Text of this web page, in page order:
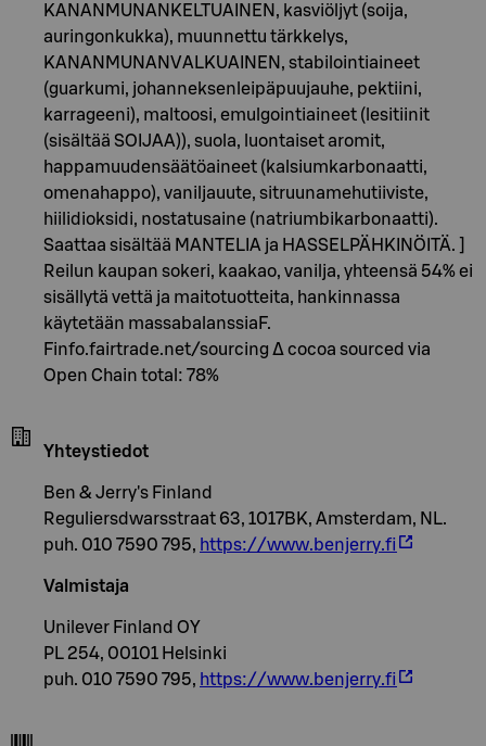
KANANMUNANKELTUAINEN, kasviöljyt (soija,
auringonkukka), muunnettu tärkkelys,
KANANMUNANVALKUAINEN, stabilointiaineet
(guarkumi, johanneksenleipäpuujauhe, pektiini,
karrageeni), maltoosi, emulgointiaineet (lesitiinit
(sisältää SOIJAA)), suola, luontaiset aromit,
happamuudensäätöaineet (kalsiumkarbonaatti,
omenahappo), vaniljauute, sitruunamehutiiviste,
hiilidioksidi, nostatusaine (natriumbikarbonaatti).
Saattaa sisältää MANTELIA ja HASSELPÄHKINÖITÄ. ]
Reilun kaupan sokeri, kaakao, vanilja, yhteensä 54% ei
sisällytä vettä ja maitotuotteita, hankinnassa
käytetään massabalanssiaF.
Finfo.fairtrade.net/sourcing Δ cocoa sourced via
Open Chain total: 78%
Yhteystiedot
Ben & Jerry's Finland
Reguliersdwarsstraat 63, 1017BK, Amsterdam, NL.
puh. 010 7590 795, https://www.benjerry.fi
Valmistaja
Unilever Finland OY
PL 254, 00101 Helsinki
puh. 010 7590 795, https://www.benjerry.fi